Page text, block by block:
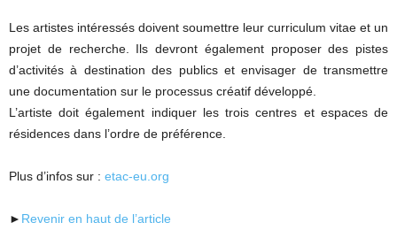
Les artistes intéressés doivent soumettre leur curriculum vitae et un
projet de recherche. Ils devront également proposer des pistes
d’activités à destination des publics et envisager de transmettre
une documentation sur le processus créatif développé.
L’artiste doit également indiquer les trois centres et espaces de
résidences dans l’ordre de préférence.
Plus d’infos sur : etac-eu.org
► Revenir en haut de l’article